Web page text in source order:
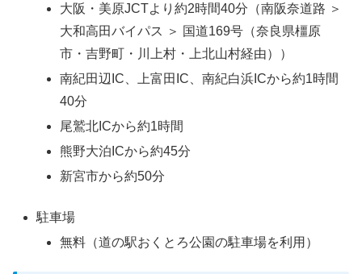
大阪・美原JCTより約2時間40分（南阪奈道路 ＞
大和高田バイパス ＞ 国道169号（奈良県橿原
市・吉野町・川上村・上北山村経由））
南紀田辺IC、上富田IC、南紀白浜ICから約1時間
40分
尾鷲北ICから約1時間
熊野大泊ICから約45分
新宮市から約50分
駐車場
無料（道の駅おくとろ公園の駐車場を利用）